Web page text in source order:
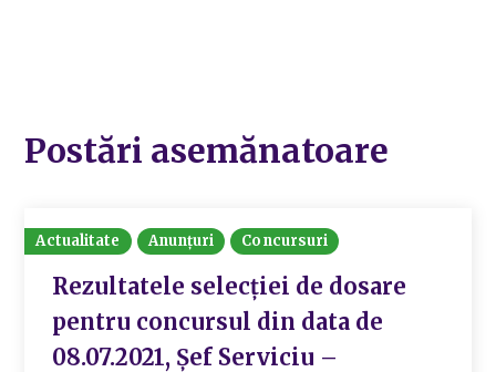
Postări asemănatoare
Actualitate Anunțuri Concursuri
Rezultatele selecției de dosare
pentru concursul din data de
08.07.2021, Șef Serviciu –